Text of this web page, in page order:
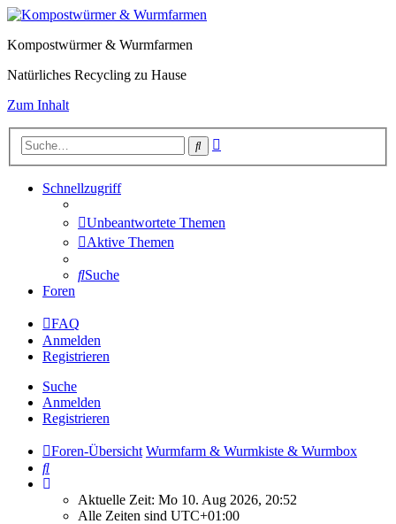
Kompostwürmer & Wurmfarmen
Natürliches Recycling zu Hause
Zum Inhalt
Suche
Schnellzugriff
Unbeantwortete Themen
Aktive Themen
Suche
Foren
FAQ
Anmelden
Registrieren
Suche
Anmelden
Registrieren
Foren-Übersicht Wurmfarm & Wurmkiste & Wurmbox
Suche
Aktuelle Zeit: Mo 10. Aug 2026, 20:52
Alle Zeiten sind UTC+01:00